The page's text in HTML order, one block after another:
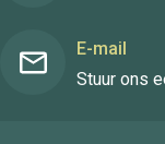
E-mail
Stuur ons